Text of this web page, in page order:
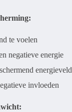
te voelen
negatieve energie
energieveld
invloeden